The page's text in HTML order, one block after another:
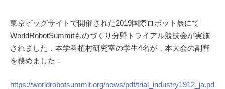
東京ビッグサイトで開催された2019国際ロボット展にて
WorldRobotSummitものづくり分野トライアル競技会が実施
されました．本学科植村研究室の学生4名が，本大会の副審
を務めました．
https://worldrobotsummit.org/news/pdf/trial_industry1912_ja.pd